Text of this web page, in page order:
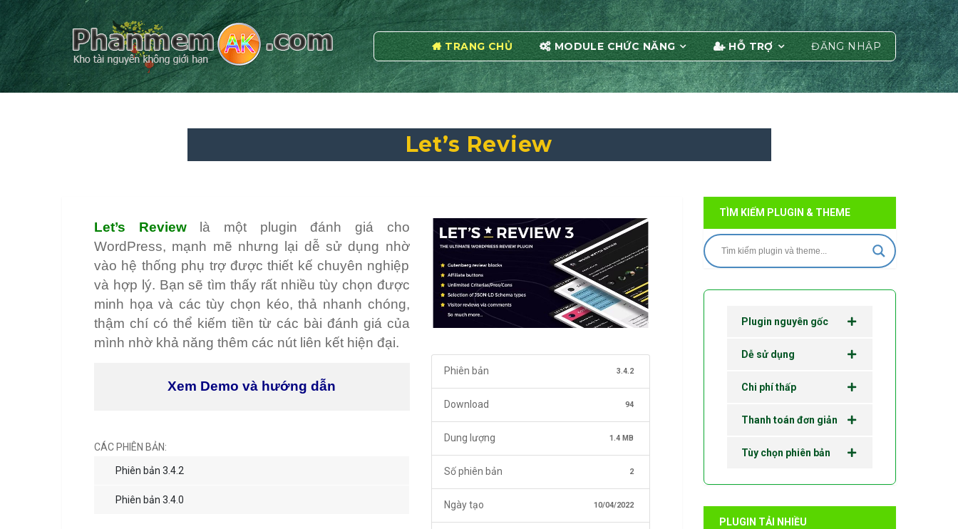
TRANG CHỦ MODULE CHỨC NĂNG HỖ TRỢ ĐĂNG NHẬP
Let’s Review
Let’s Reviewlà một plugin đánh giá cho
WordPress, mạnh mẽ nhưng lại dễ sử dụng nhờ
vào hệ thống phụ trợ được thiết kế chuyên nghiệp
và hợp lý. Bạn sẽ tìm thấy rất nhiều tùy chọn được
minh họa và các tùy chọn kéo, thả nhanh chóng,
thậm chí có thể kiếm tiền từ các bài đánh giá của
mình nhờ khả năng thêm các nút liên kết hiện đại.
Xem Demo và hướng dẫn
CÁC PHIÊN BẢN:
Phiên bản 3.4.2
Phiên bản 3.4.0
Phiên bản 3.4.2
Download 94
Dung lượng 1.4 MB
Số phiên bản 2
Ngày tạo 10/04/2022
TÌM KIẾM PLUGIN & THEME
Plugin nguyên gốc
Dễ sử dụng
Chi phí thấp
Thanh toán đơn giản
Tùy chọn phiên bản
PLUGIN TẢI NHIỀU